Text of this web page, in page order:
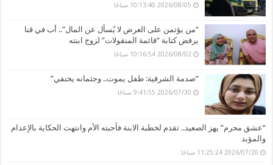
2026/08/05 10:13:40 صباحًا
“من يؤتمن على العرض لا يُسأل عن المال”.. أب في قنا
يرفض كتابة “قائمة المنقولات” لزوج ابنته
2026/08/02 10:16:54 صباحًا
“صدمة الشرقية: طفل يموت.. وجثمانه يختفي”
2026/07/30 9:41:55 صباحًا
“عشق محرم” يهز الصعيد.. تقدم لخطبة الابنة فأحبته الأم وانتهت الحكاية بالإعدام
والمؤبد
2026/07/20 11:25:24 صباحًا